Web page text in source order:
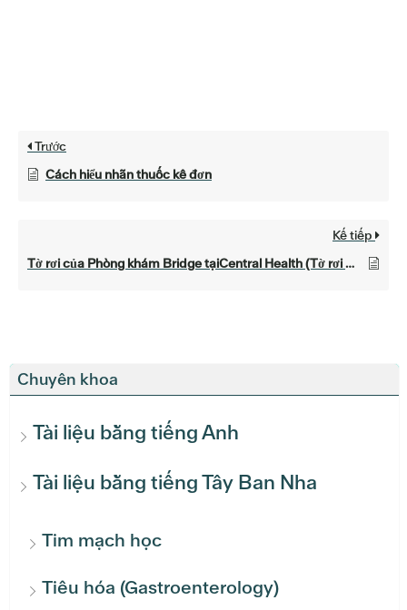
Chuyên khoa
Tài liệu bằng tiếng Anh
Tài liệu bằng tiếng Tây Ban Nha
Tim mạch học
Tiêu hóa (Gastroenterology)
Trước
Cách hiểu nhãn thuốc kê đơn
Kế tiếp
Tờ rơi của Phòng khám Bridge tạiCentral Health (Tờ rơi Phòng khám Bridge Central Health)